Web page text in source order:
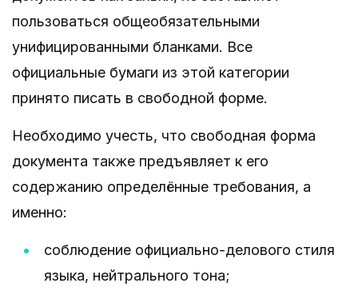
пользоваться общеобязательными
унифицированными бланками. Все
официальные бумаги из этой категории
принято писать в свободной форме.
Необходимо учесть, что свободная форма
документа также предъявляет к его
содержанию определённые требования, а
именно:
соблюдение официально-делового стиля
языка, нейтрального тона;